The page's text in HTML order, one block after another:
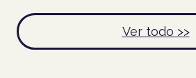
Ver todo >>